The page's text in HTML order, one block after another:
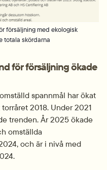
försäljning med ekologisk
totala skördarna
för försäljning ökade
spannmål har ökat
2018. Under 2021
trenden. År 2025 ökade
omställda
och är i nivå med